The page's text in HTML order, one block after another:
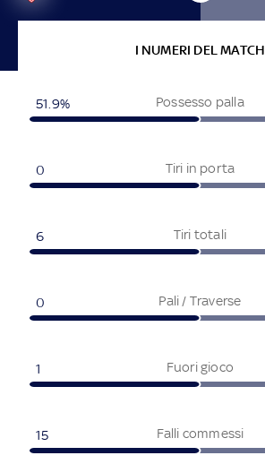
I NUMERI DEL MATCH
Possesso palla
51.9%
Tiri in porta
0
Tiri totali
6
Pali / Traverse
0
Fuori gioco
1
Falli commessi
15